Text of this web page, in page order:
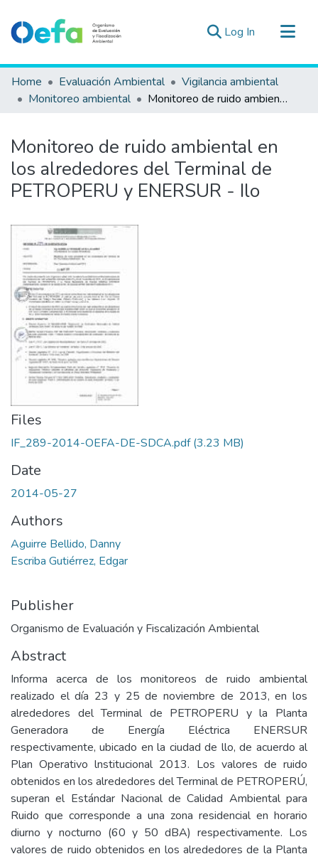
Log In (current)
Communities & Collections
All of DSpace
Estad. Externas
Guias ▾
Home Evaluación Ambiental
Vigilancia ambiental
Monitoreo ambiental
Monitoreo de ruido ambiental en los alrededores del Terminal de PETROPERU y ENERSUR - Ilo
Monitoreo de ruido ambiental en
los alrededores del Terminal de
PETROPERU y ENERSUR - Ilo
Files
IF_289-2014-OEFA-DE-SDCA.pdf(3.23 MB)
Date
2014-05-27
Authors
Aguirre Bellido, Danny
Escriba Gutiérrez, Edgar
Publisher
Organismo de Evaluación y Fiscalización Ambiental
Abstract
Informa acerca de los monitoreos de ruido ambiental
realizado el día 23 y 25 de noviembre de 2013, en los
alrededores del Terminal de PETROPERU y la Planta
Generadora de Energía Eléctrica ENERSUR
respectivamente, ubicado en la ciudad de llo, de acuerdo al
Plan Operativo lnstitucional 2013. Los valores de ruido
obtenidos en los alrededores del Terminal de PETROPERÚ,
superan el Estándar Nacional de Calidad Ambiental para
Ruido que corresponde a una zona residencial en horario
diurno y nocturno (60 y 50 dBA) respectivamente. Los
valores de ruido obtenidos en los alrededores de la Planta